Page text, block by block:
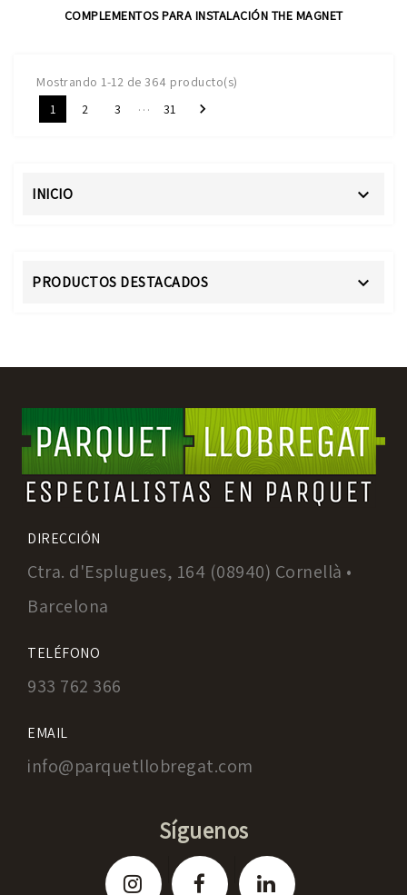
COMPLEMENTOS PARA INSTALACIÓN THE MAGNET
Mostrando 1-12 de 364 producto(s)
1
2 3 … 31 
INICIO 
PRODUCTOS DESTACADOS 
DIRECCIÓN
Ctra. d'Esplugues, 164 (08940) Cornellà •
Barcelona
TELÉFONO
933 762 366
EMAIL
info@parquetllobregat.com
Síguenos